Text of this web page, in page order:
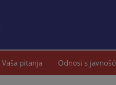
sadržaj
Vaša pitanja Odnosi s